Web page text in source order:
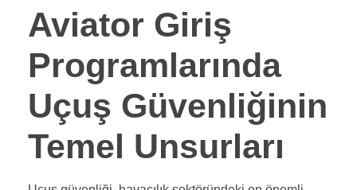
Aviator Giriş
Programlarında
Uçuş Güvenliğinin
Temel Unsurları